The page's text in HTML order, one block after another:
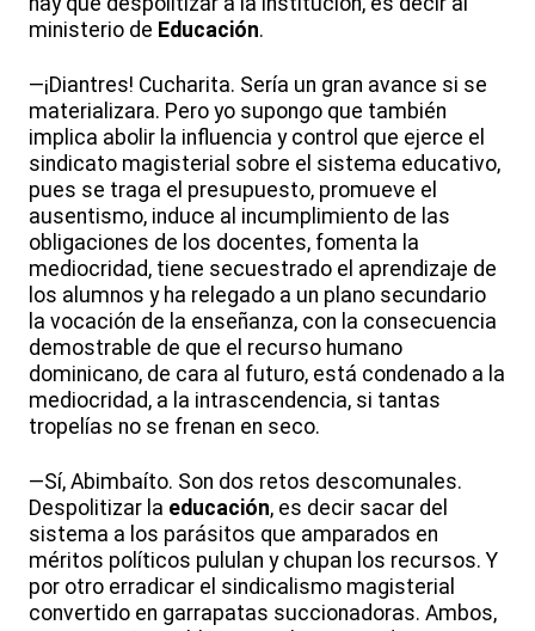
ministerio de Educación.
—¡Diantres! Cucharita. Sería un gran avance si se
materializara. Pero yo supongo que también
implica abolir la influencia y control que ejerce el
sindicato magisterial sobre el sistema educativo,
pues se traga el presupuesto, promueve el
ausentismo, induce al incumplimiento de las
obligaciones de los docentes, fomenta la
mediocridad, tiene secuestrado el aprendizaje de
los alumnos y ha relegado a un plano secundario
la vocación de la enseñanza, con la consecuencia
demostrable de que el recurso humano
dominicano, de cara al futuro, está condenado a la
mediocridad, a la intrascendencia, si tantas
tropelías no se frenan en seco.
—Sí, Abimbaíto. Son dos retos descomunales.
Despolitizar la educación, es decir sacar del
sistema a los parásitos que amparados en
méritos políticos pululan y chupan los recursos. Y
por otro erradicar el sindicalismo magisterial
convertido en garrapatas succionadoras. Ambos,